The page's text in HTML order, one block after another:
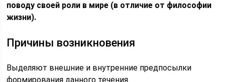
поводу своей роли в мире (в отличие от философии
жизни).
Причины возникновения
Выделяют внешние и внутренние предпосылки
формирования данного течения.